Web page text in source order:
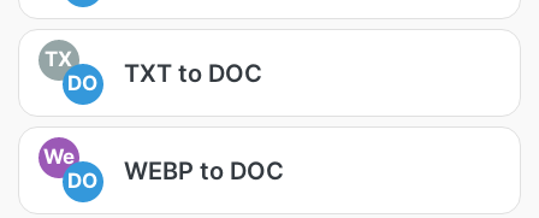
TX
DO
TXT to DOC
We
DO
WEBP to DOC